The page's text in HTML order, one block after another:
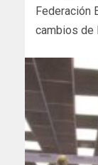
Federación
cambios de